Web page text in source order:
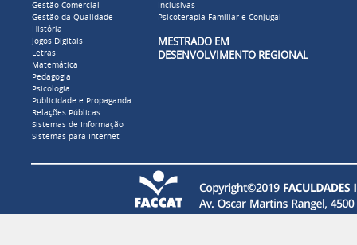
Gestão Comercial
Gestão da Qualidade
História
Jogos Digitais
Letras
Matemática
Pedagogia
Psicologia
Publicidade e Propaganda
Relações Públicas
Sistemas de Informação
Sistemas para Internet
Inclusivas
Psicoterapia Familiar e Conjugal
MESTRADO EM
DESENVOLVIMENTO REGIONAL